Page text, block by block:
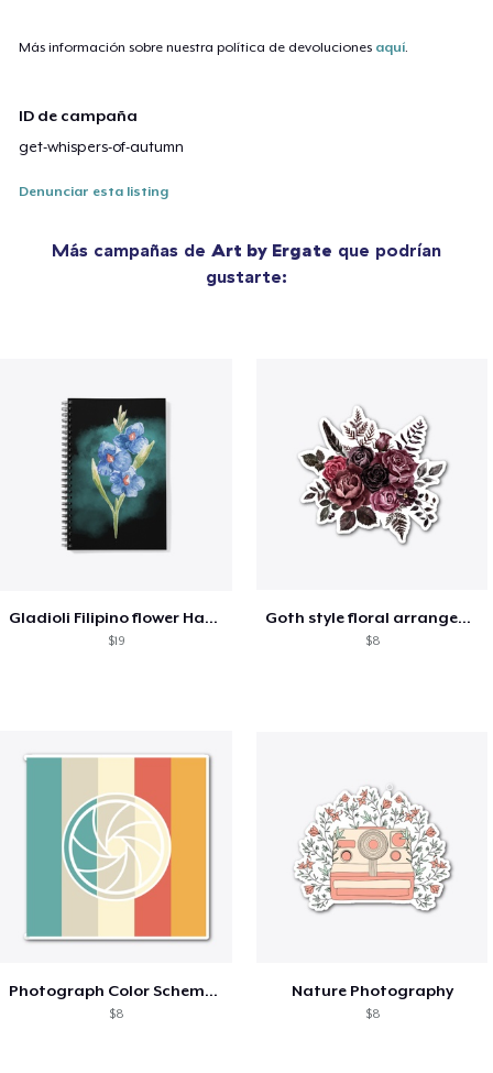
Más información sobre nuestra política de devoluciones aquí.
ID de campaña
get-whispers-of-autumn
Denunciar esta listing
Más campañas de Art by Ergate que podrían
gustarte:
Gladioli Filipino flower Hand
$19
Goth style floral arrangement
$8
Photograph Color Scheme Aesthetic
$8
Nature Photography
$8